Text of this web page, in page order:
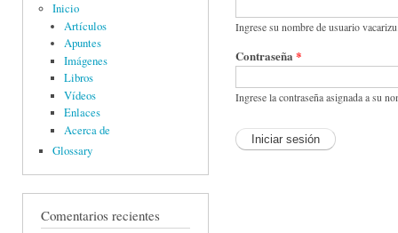
Inicio
Artículos
Apuntes
Imágenes
Libros
Vídeos
Enlaces
Acerca de
Glossary
Comentarios recientes
Ingrese su nombre de usuario
Contraseña *
Ingrese la contraseña asignada a su